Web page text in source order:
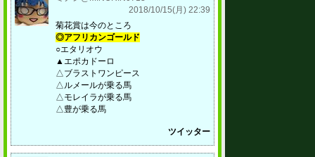
2018/10/15(月) 22:39
菊花賞は今のところ
◎アフリカンゴールド
○エタリオウ
▲エポカドーロ
△ブラストワンピース
△ルメールが乗る馬
△モレイラが乗る馬
△豊が乗る馬
ツイッター